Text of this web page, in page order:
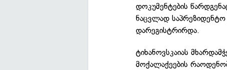
დოკუმენტების
ნაცვლად საპრეზიდენტო
დარეგისტრირდა.
ტიხანოვსკაიას
მოქალაქეების